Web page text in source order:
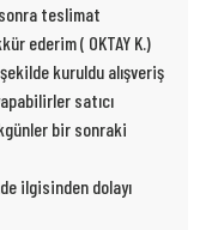
teslimat
ederim ( OKTAY K.)
kuruldu alışveriş
satıcı
bir sonraki
ilgisinden dolayı